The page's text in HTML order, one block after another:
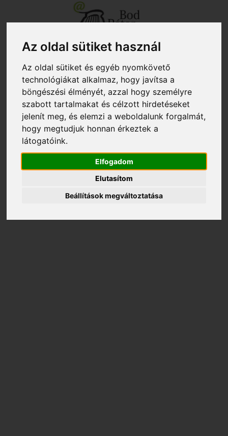
Az oldal sütiket használ
Az oldal sütiket és egyéb nyomkövető
technológiákat alkalmaz, hogy javítsa a
böngészési élményét, azzal hogy személyre
szabott tartalmakat és célzott hirdetéseket
jelenít meg, és elemzi a weboldalunk forgalmát,
hogy megtudjuk honnan érkeztek a
látogatóink.
Elfogadom
Elutasítom
Beállítások megváltoztatása
+40 267 312 133 - kölcsönző
kolcsonzo@kmkt.ro
+40 267 311 927 - fiókkönyvtár
OLVASÓI FIÓK
EN
404 - A keresett oldal nem létezik